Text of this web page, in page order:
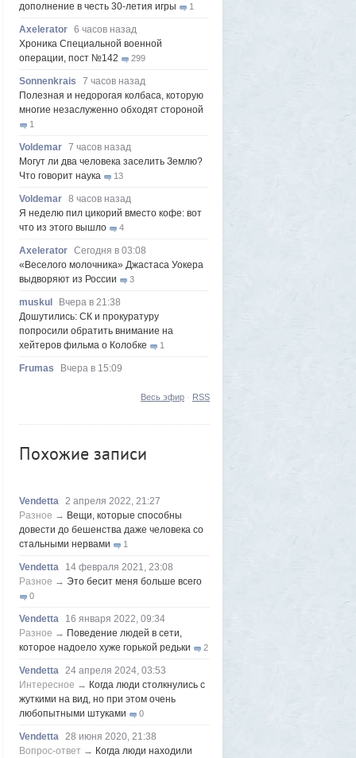
дополнение в честь 30-летия игры
1
Axelerator 6 часов назад
Хроника Специальной военной
операции, пост №142
299
Sonnenkrais
7 часов назад
Полезная и недорогая колбаса, которую
многие незаслуженно обходят стороной
1
Voldemar 7 часов назад
Могут ли два человека заселить Землю?
Что говорит наука
13
Voldemar 8 часов назад
Я неделю пил цикорий вместо кофе: вот
что из этого вышло
4
Axelerator Сегодня в 03:08
«Веселого молочника» Джастаса Уокера
выдворяют из России
3
muskul
Вчера в 21:38
Дошутились: СК и прокуратуру
попросили обратить внимание на
хейтеров фильма о Колобке
1
Frumas
Вчера в 15:09
1
минимума почти за 30 лет
области победила на Всероссийском
конкурсе «Семья года»
1
Frumas
7 августа 2026, 20:04
Что для американца хорошо, для нас
странно: чего мы не понимаем в их
образе жизни
2
Lexius
Южнокорейская ведущая ведя прямую
трансляцию торгов потеряла все
Voldemar
7 августа 2026, 12:35
Первый серийный (!)
импортозамещенный самолёт МС-21
поднялся в небо
1
6 августа 2026, 16:04
«Она свернула в комнату - и сразу
вспыхнул огонь»: покупательница жилья,
Весь эфир · RSS
Похожие записи
Vendetta 2 апреля 2022, 21:27
Разное → Вещи, которые способны
довести до бешенства даже человека со
стальными нервами
1
Vendetta
14 февраля 2021, 23:08
Разное → Это бесит меня больше всего
0
Vendetta
16 января 2022, 09:34
Разное → Поведение людей в сети,
которое надоело хуже горькой редьки
2
Vendetta 24 апреля 2024, 03:53
Интересное → Когда люди столкнулись с
жуткими на вид, но при этом очень
любопытными штуками
0
Vendetta 28 июня 2020, 21:38
Вопрос-ответ → Когда люди находили